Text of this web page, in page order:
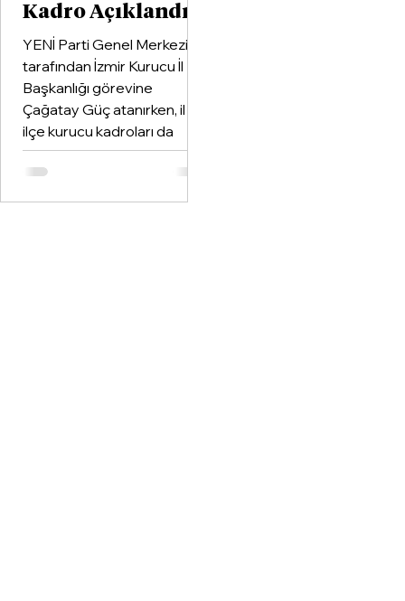
Kadro Açıklandı
YENİ Parti Genel Merkezi
tarafından İzmir Kurucu İl
Başkanlığı görevine
Çağatay Güç atanırken, il ve
ilçe kurucu kadroları da
netleşti.